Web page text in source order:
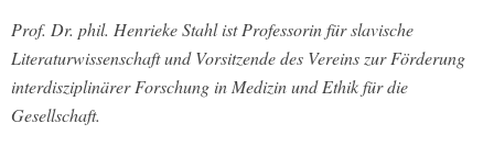
Prof. Dr. phil. Henrieke Stahl ist Professorin für slavische
Literaturwissenschaft und Vorsitzende des Vereins zur Förderung
interdisziplinärer Forschung in Medizin und Ethik für die
Gesellschaft.